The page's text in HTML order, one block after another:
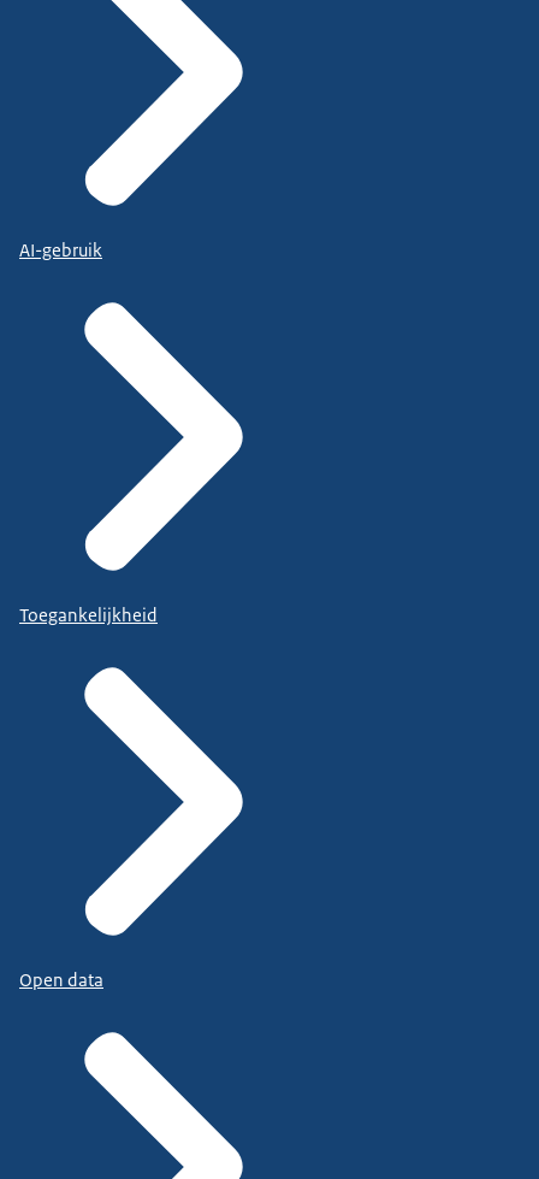
AI-gebruik
Toegankelijkheid
Open data